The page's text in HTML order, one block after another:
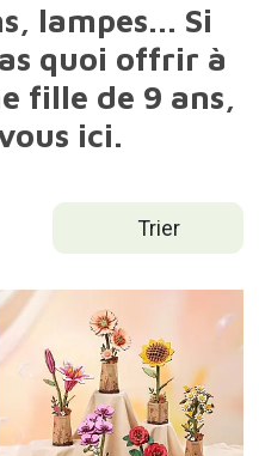
lampes... Si
quoi offrir à
fille de 9 ans,
ici.
Trier